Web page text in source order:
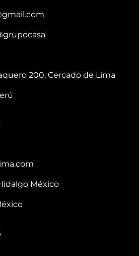
200, Cercado de Lima
México